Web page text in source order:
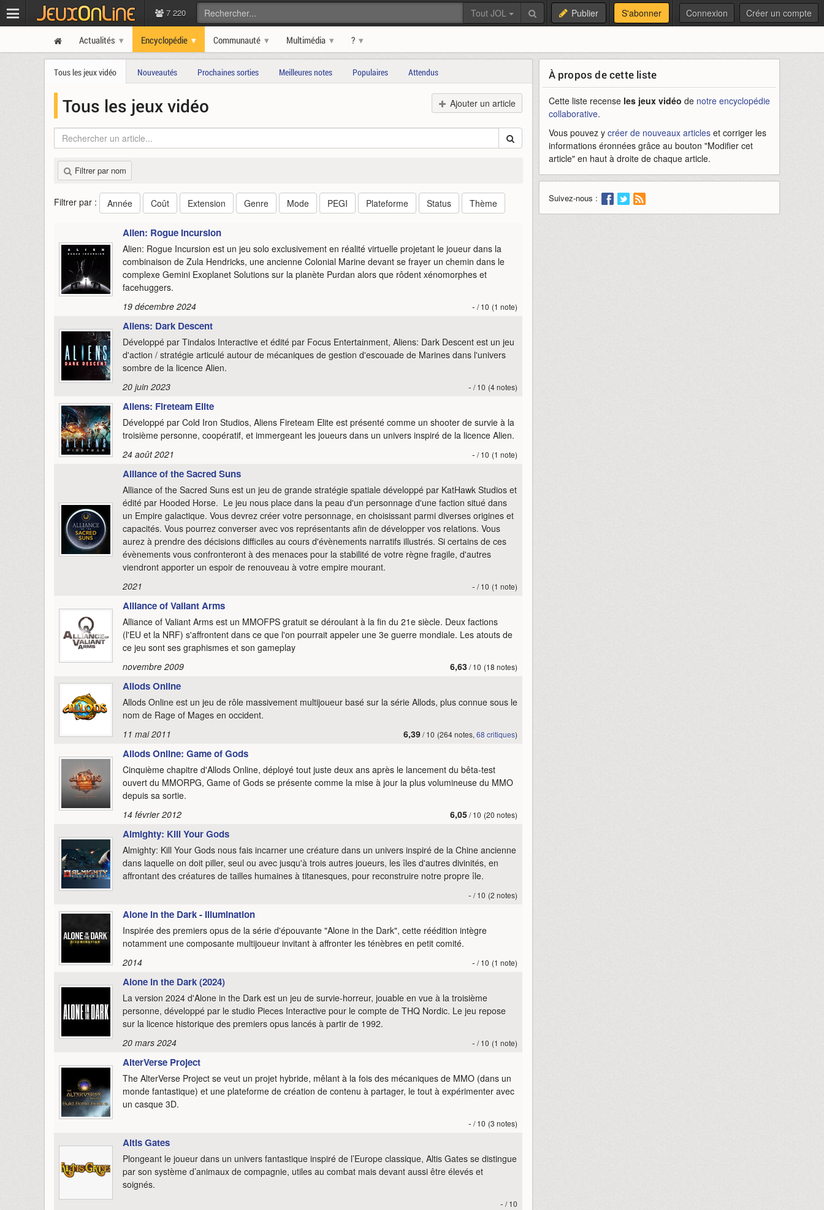
7 220 Tout JOL Publier S'abonner Connexion Créer un compte
Actualités Encyclopédie Communauté Multimédia ?
Tous les jeux vidéo Nouveautés Prochaines sorties Meilleures notes Populaires Attendus
Ajouter un article
Tous les jeux vidéo
Filtrer par nom
Filtrer par : Année Coût Extension Genre Mode PEGI Plateforme Status Thème
Alien: Rogue Incursion
Alien: Rogue Incursion est un jeu solo exclusivement en réalité virtuelle projetant le joueur dans la
combinaison de Zula Hendricks, une ancienne Colonial Marine devant se frayer un chemin dans le
complexe Gemini Exoplanet Solutions sur la planète Purdan alors que rôdent xénomorphes et
facehuggers.
19 décembre 2024
- / 10 (1 note)
Aliens: Dark Descent
Développé par Tindalos Interactive et édité par Focus Entertainment, Aliens: Dark Descent est un jeu
d'action / stratégie articulé autour de mécaniques de gestion d'escouade de Marines dans l'univers
sombre de la licence Alien.
20 juin 2023
- / 10 (4 notes)
Aliens: Fireteam Elite
Développé par Cold Iron Studios, Aliens Fireteam Elite est présenté comme un shooter de survie à la
troisième personne, coopératif, et immergeant les joueurs dans un univers inspiré de la licence Alien.
24 août 2021
- / 10 (1 note)
Alliance of the Sacred Suns
Alliance of the Sacred Suns est un jeu de grande stratégie spatiale développé par KatHawk Studios et
édité par Hooded Horse. Le jeu nous place dans la peau d'un personnage d'une faction situé dans
un Empire galactique. Vous devrez créer votre personnage, en choisissant parmi diverses origines et
capacités. Vous pourrez converser avec vos représentants afin de développer vos relations. Vous
aurez à prendre des décisions difficiles au cours d'évènements narratifs illustrés. Si certains de ces
évènements vous confronteront à des menaces pour la stabilité de votre règne fragile, d'autres
viendront apporter un espoir de renouveau à votre empire mourant.
2021
- / 10 (1 note)
Alliance of Valiant Arms
Alliance of Valiant Arms est un MMOFPS gratuit se déroulant à la fin du 21e siècle. Deux factions
(l'EU et la NRF) s'affrontent dans ce que l'on pourrait appeler une 3e guerre mondiale. Les atouts de
ce jeu sont ses graphismes et son gameplay
novembre 2009
6,63/ 10 (18 notes)
Allods Online
Allods Online est un jeu de rôle massivement multijoueur basé sur la série Allods, plus connue sous le
nom de Rage of Mages en occident.
11 mai 2011
6,39/ 10 (264 notes, 68 critiques)
Allods Online: Game of Gods
Cinquième chapitre d'Allods Online, déployé tout juste deux ans après le lancement du bêta-test
ouvert du MMORPG, Game of Gods se présente comme la mise à jour la plus volumineuse du MMO
depuis sa sortie.
14 février 2012
6,05/ 10 (20 notes)
Almighty: Kill Your Gods
Almighty: Kill Your Gods nous fais incarner une créature dans un univers inspiré de la Chine ancienne
dans laquelle on doit piller, seul ou avec jusqu'à trois autres joueurs, les îles d'autres divinités, en
affrontant des créatures de tailles humaines à titanesques, pour reconstruire notre propre île.
- / 10 (2 notes)
Alone in the Dark - Illumination
Inspirée des premiers opus de la série d'épouvante "Alone in the Dark", cette réédition intègre
notamment une composante multijoueur invitant à affronter les ténèbres en petit comité.
2014
- / 10 (1 note)
Alone in the Dark (2024)
La version 2024 d'Alone in the Dark est un jeu de survie-horreur, jouable en vue à la troisième
personne, développé par le studio Pieces Interactive pour le compte de THQ Nordic. Le jeu repose
sur la licence historique des premiers opus lancés à partir de 1992.
20 mars 2024
- / 10 (1 note)
AlterVerse Project
The AlterVerse Project se veut un projet hybride, mêlant à la fois des mécaniques de MMO (dans un
monde fantastique) et une plateforme de création de contenu à partager, le tout à expérimenter avec
un casque 3D.
- / 10 (3 notes)
Altis Gates
Plongeant le joueur dans un univers fantastique inspiré de l’Europe classique, Altis Gates se distingue
par son système d’animaux de compagnie, utiles au combat mais devant aussi être élevés et
soignés.
- / 10
À propos de cette liste
Cette liste recense les jeux vidéo de notre encyclopédie
collaborative.
Vous pouvez y créer de nouveaux articleset corriger les
informations éronnées grâce au bouton "Modifier cet
article" en haut à droite de chaque article.
Suivez-nous :